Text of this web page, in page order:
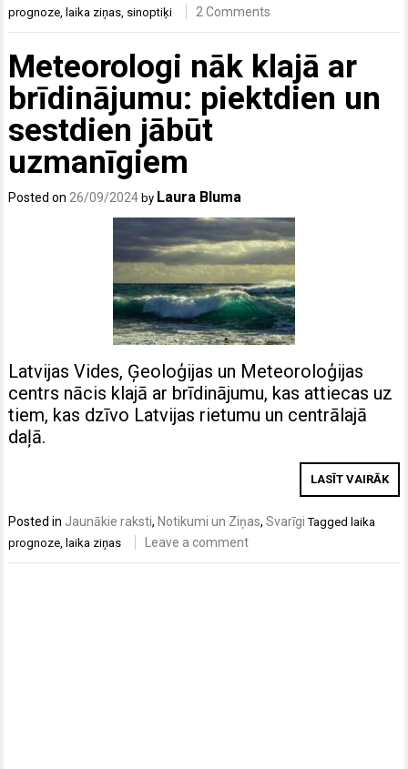
prognoze, laika ziņas, sinoptiķi 2 Comments
Meteorologi nāk klajā ar
brīdinājumu: piektdien un
sestdien jābūt
uzmanīgiem
Posted on 26/09/2024 by Laura Bluma
Latvijas Vides, Ģeoloģijas un Meteoroloģijas
centrs nācis klajā ar brīdinājumu, kas attiecas uz
tiem, kas dzīvo Latvijas rietumu un centrālajā
daļā.
LASĪT VAIRĀK
Posted in Jaunākie raksti, Notikumi un Ziņas,Svarīgi Tagged laika
prognoze laika ziņas Leave a comment